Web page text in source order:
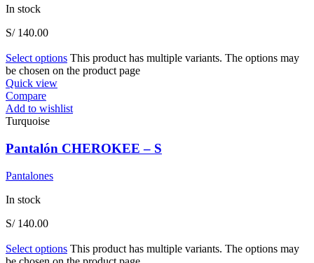
In stock
S/140.00
Select options This product has multiple variants. The options may
be chosen on the product page
Quick view
Compare
Add to wishlist
Turquoise
Pantalón CHEROKEE – S
Pantalones
In stock
S/140.00
Select options This product has multiple variants. The options may